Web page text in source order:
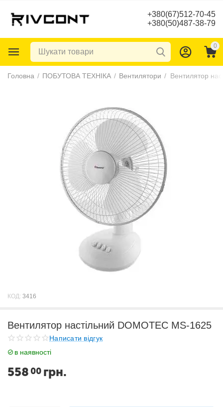
+380(67)512-70-45
+380(50)487-38-79
0
Головна / ПОБУТОВА ТЕХНІКА / Вентилятори / Вентилятор
КОД: 3416
Вентилятор настільний DOMOTEC MS-1625
Написати відгук
в наявності
558 00 грн.